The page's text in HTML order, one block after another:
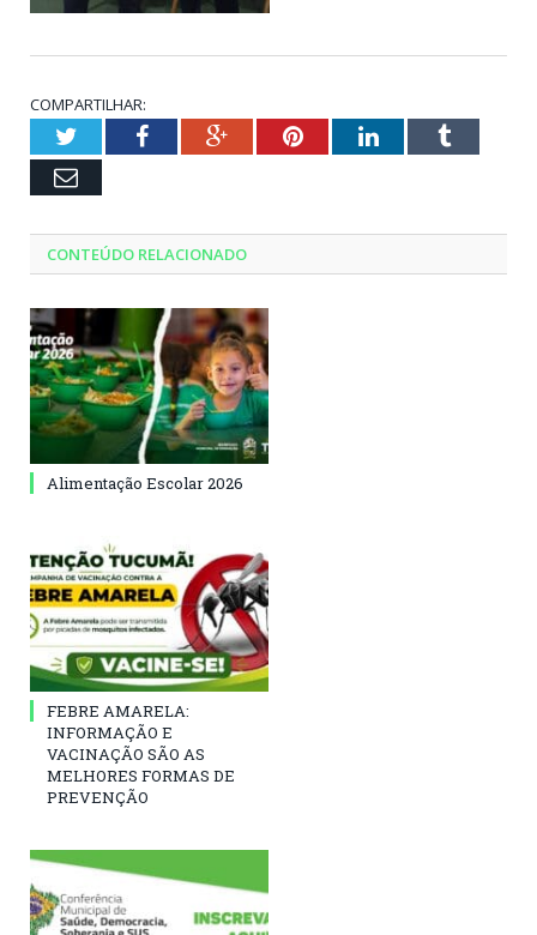
COMPARTILHAR:
TwitterFacebookGoogle+PinterestLinkedInTumblr
Email
CONTEÚDO RELACIONADO
Alimentação Escolar 2026
FEBRE AMARELA:
INFORMAÇÃO E
VACINAÇÃO SÃO AS
MELHORES FORMAS DE
PREVENÇÃO